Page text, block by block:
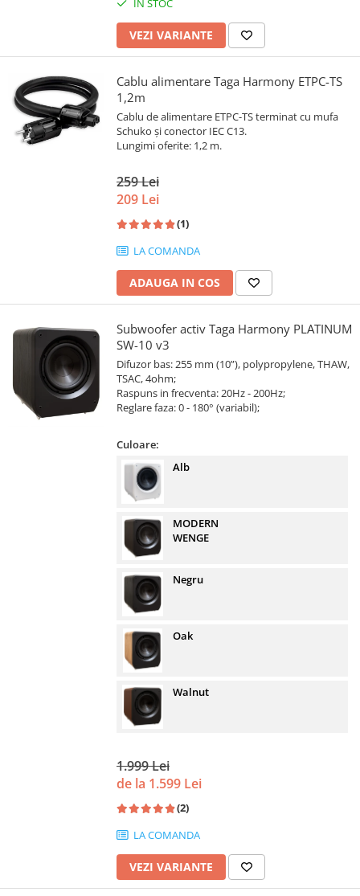
IN STOC
VEZI VARIANTE
Cablu alimentare Taga Harmony ETPC-TS
1,2m
Cablu de alimentare ETPC-TS terminat cu mufa
Schuko și conector IEC C13.
Lungimi oferite: 1,2 m.
259 Lei
209 Lei
(1)
LA COMANDA
ADAUGA IN COS
Subwoofer activ Taga Harmony PLATINUM
SW-10 v3
Difuzor bas: 255 mm (10”), polypropylene, THAW,
TSAC, 4ohm;
Raspuns in frecventa: 20Hz - 200Hz;
Reglare faza: 0 - 180° (variabil);
Culoare:
Alb
MODERN
WENGE
Negru
Oak
Walnut
1.999 Lei
de la 1.599 Lei
(2)
LA COMANDA
VEZI VARIANTE